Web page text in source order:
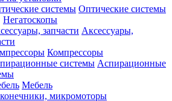
Оптические системы
Негатоскопы
Аксессуары,
Компрессоры
Аспирационные
Мебель